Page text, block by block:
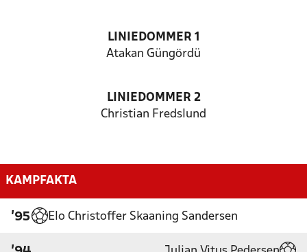
LINIEDOMMER 1
Atakan Güngördü
LINIEDOMMER 2
Christian Fredslund
KAMPFAKTA
'95 Elo Christoffer Skaaning Sandersen